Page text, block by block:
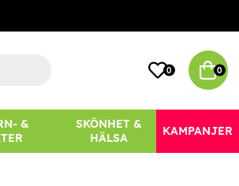
0 0
&
SKÖNHET &
HÄLSA
KAMPANJER